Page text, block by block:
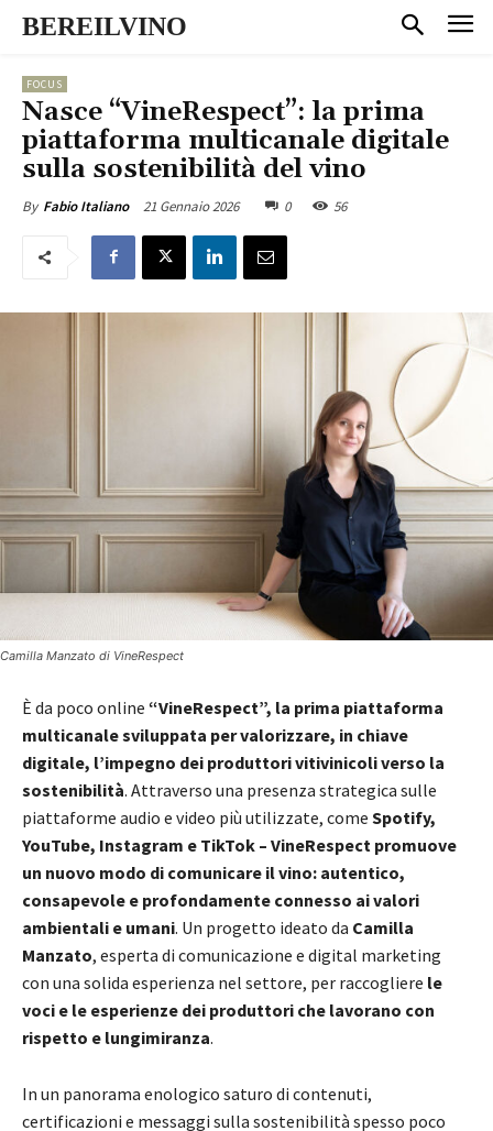
BEREILVINO
FOCUS
Nasce “VineRespect”: la prima
piattaforma multicanale digitale
sulla sostenibilità del vino
By Fabio Italiano 21 Gennaio 2026 0 56
Camilla Manzato di VineRespect
È da poco online “VineRespect”, la prima piattaforma
multicanale sviluppata per valorizzare, in chiave
digitale, l’impegno dei produttori vitivinicoli verso la
sostenibilità. Attraverso una presenza strategica sulle
piattaforme audio e video più utilizzate, come Spotify,
YouTube, Instagram e TikTok – VineRespect promuove
un nuovo modo di comunicare il vino: autentico,
consapevole e profondamente connesso ai valori
ambientali e umani. Un progetto ideato da Camilla
Manzato, esperta di comunicazione e digital marketing
con una solida esperienza nel settore, per raccogliere le
voci e le esperienze dei produttori che lavorano con
rispetto e lungimiranza.
In un panorama enologico saturo di contenuti,
certificazioni e messaggi sulla sostenibilità spesso poco